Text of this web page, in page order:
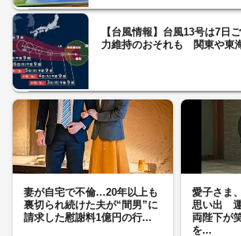
【台風情報】台風13号は7
力維持のおそれも 関東や東
妻が自宅で不倫…20年以上も
裏切られ続けた夫が“間男”に
請求した慰謝料1億円の行...
愛子さま
思い出
両陛下が
を...